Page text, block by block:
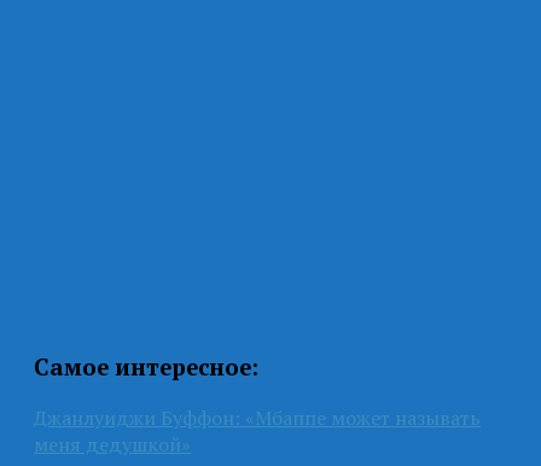
Самое интересное:
Джанлуиджи Буффон: «Мбаппе может называть
меня дедушкой»